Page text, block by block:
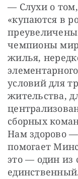
— Слухи о
«купаются в
чемпионы
жилья,
условий для
жительства,
сборных
Нам здорово
помогает
это — один из